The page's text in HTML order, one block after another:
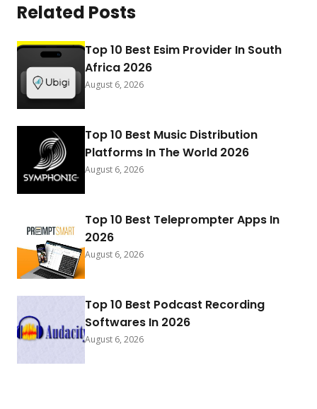
Related Posts
Top 10 Best Esim Provider In South
Africa 2026
August 6, 2026
Top 10 Best Music Distribution
Platforms In The World 2026
August 6, 2026
Top 10 Best Teleprompter Apps In
2026
August 6, 2026
Top 10 Best Podcast Recording
Softwares In 2026
August 6, 2026